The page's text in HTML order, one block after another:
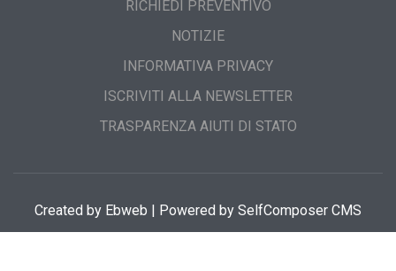
RICHIEDI PREVENTIVO
NOTIZIE
INFORMATIVA PRIVACY
ISCRIVITI ALLA NEWSLETTER
TRASPARENZA AIUTI DI STATO
Created by Ebweb | Powered by SelfComposer CMS